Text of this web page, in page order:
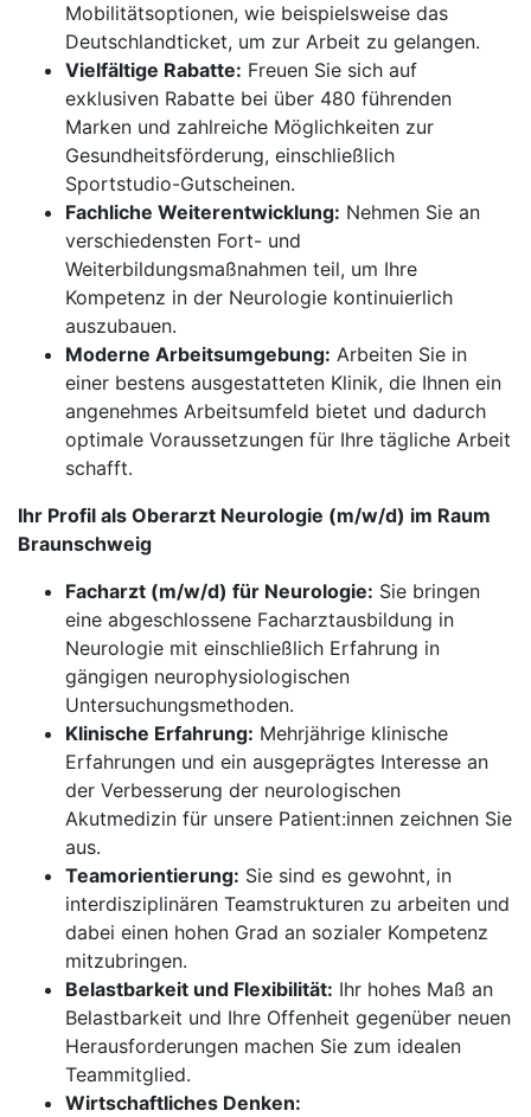
Mobilitätsoptionen, wie beispielsweise das
Deutschlandticket, um zur Arbeit zu gelangen.
Vielfältige Rabatte: Freuen Sie sich auf
exklusiven Rabatte bei über 480 führenden
Marken und zahlreiche Möglichkeiten zur
Gesundheitsförderung, einschließlich
Sportstudio-Gutscheinen.
Fachliche Weiterentwicklung: Nehmen Sie an
verschiedensten Fort- und
Weiterbildungsmaßnahmen teil, um Ihre
Kompetenz in der Neurologie kontinuierlich
auszubauen.
Moderne Arbeitsumgebung: Arbeiten Sie in
einer bestens ausgestatteten Klinik, die Ihnen ein
angenehmes Arbeitsumfeld bietet und dadurch
optimale Voraussetzungen für Ihre tägliche Arbeit
schafft.
Ihr Profil als Oberarzt Neurologie (m/w/d) im Raum
Braunschweig
Facharzt (m/w/d) für Neurologie: Sie bringen
eine abgeschlossene Facharztausbildung in
Neurologie mit einschließlich Erfahrung in
gängigen neurophysiologischen
Untersuchungsmethoden.
Klinische Erfahrung: Mehrjährige klinische
Erfahrungen und ein ausgeprägtes Interesse an
der Verbesserung der neurologischen
Akutmedizin für unsere Patient:innen zeichnen Sie
aus.
Teamorientierung: Sie sind es gewohnt, in
interdisziplinären Teamstrukturen zu arbeiten und
dabei einen hohen Grad an sozialer Kompetenz
mitzubringen.
Belastbarkeit und Flexibilität: Ihr hohes Maß an
Belastbarkeit und Ihre Offenheit gegenüber neuen
Herausforderungen machen Sie zum idealen
Teammitglied.
Wirtschaftliches Denken: